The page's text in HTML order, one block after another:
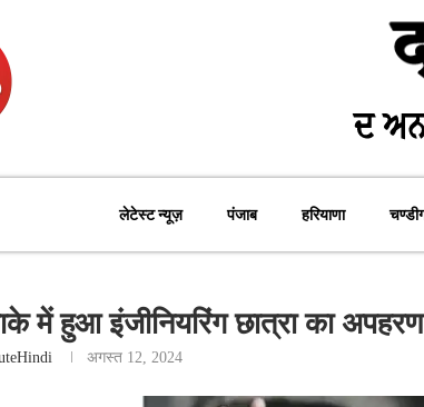
लेटेस्ट न्यूज़ पंजाब हरियाणा
में हुआ इंजीनियरिंग छात्रा का अपहरण
अगस्त 12, 2024